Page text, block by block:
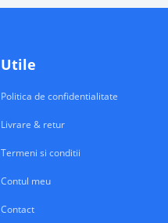
Utile
Politica de confidentialitate
Livrare & retur
Termeni si conditii
Contul meu
Contact